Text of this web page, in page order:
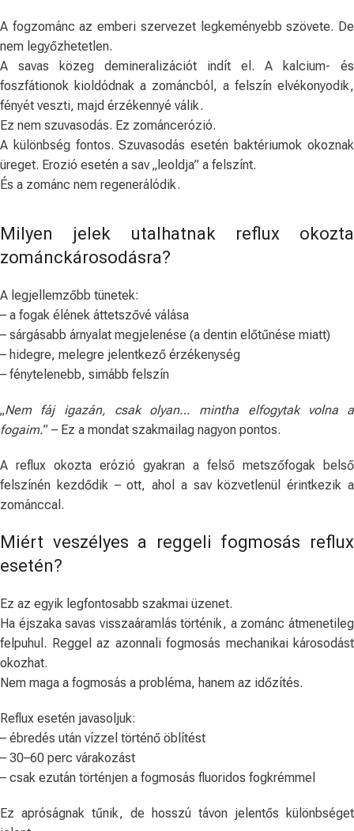
A fogzománc az emberi szervezet legkeményebb szövete. De
nem legyőzhetetlen.
A savas közeg demineralizációt indít el. A kalcium- és
foszfátionok kioldódnak a zománcból, a felszín elvékonyodik,
fényét veszti, majd érzékennyé válik.
Ez nem szuvasodás. Ez zománcerózió.
A különbség fontos. Szuvasodás esetén baktériumok okoznak
üreget. Erozió esetén a sav „leoldja” a felszínt.
És a zománc nem regenerálódik.
Milyen jelek utalhatnak reflux okozta
zománckárosodásra?
A legjellemzőbb tünetek:
– a fogak élének áttetszővé válása
– sárgásabb árnyalat megjelenése (a dentin előtűnése miatt)
– hidegre, melegre jelentkező érzékenység
– fénytelenebb, simább felszín
„Nem fáj igazán, csak olyan… mintha elfogytak volna a
fogaim.” – Ez a mondat szakmailag nagyon pontos.
A reflux okozta erózió gyakran a felső metszőfogak belső
felszínén kezdődik – ott, ahol a sav közvetlenül érintkezik a
zománccal.
Miért veszélyes a reggeli fogmosás reflux
esetén?
Ez az egyik legfontosabb szakmai üzenet.
Ha éjszaka savas visszaáramlás történik, a zománc átmenetileg
felpuhul. Reggel az azonnali fogmosás mechanikai károsodást
okozhat.
Nem maga a fogmosás a probléma, hanem az időzítés.
Reflux esetén javasoljuk:
– ébredés után vízzel történő öblítést
– 30–60 perc várakozást
– csak ezután történjen a fogmosás fluoridos fogkrémmel
Ez apróságnak tűnik, de hosszú távon jelentős különbséget